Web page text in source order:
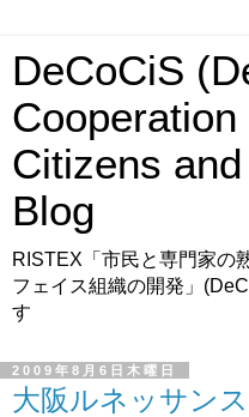
DeCoCiS
Cooperation
Citizens
Blog
RISTEX「市民と専門家の
フェイス組織の開発」
す
2009年8月6日木曜日
大阪ルネッサン